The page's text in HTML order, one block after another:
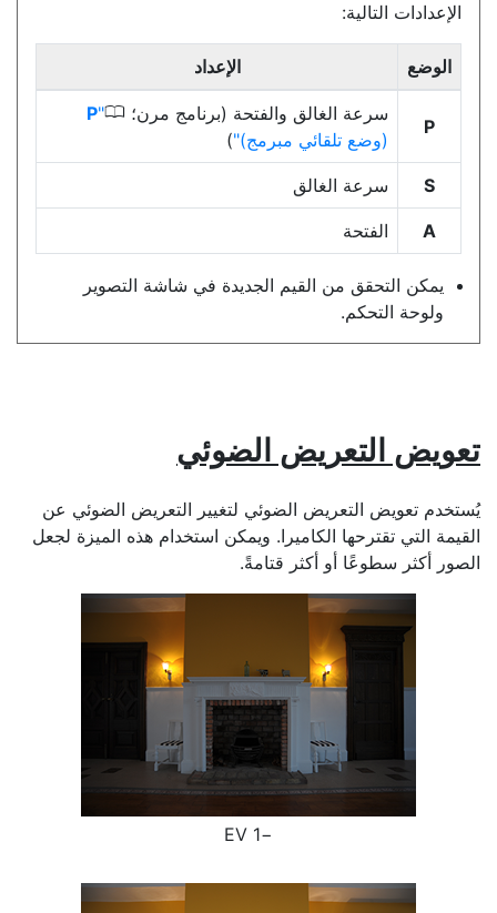
الإعدادات التالية:
الوضع الإعداد
P
سرعة الغالق والفتحة (برنامج مرن؛ 0
(وضع تلقائي مبرمج) )
S سرعة الغالق
A الفتحة
يمكن التحقق من القيم الجديدة في شاشة التصوير
ولوحة التحكم.
تعويض التعريض الضوئي
يُستخدم تعويض التعريض الضوئي لتغيير التعريض الضوئي عن
القيمة التي تقترحها الكاميرا. ويمكن استخدام هذه الميزة لجعل
الصور أكثر سطوعًا أو أكثر قتامةً.
−1 EV